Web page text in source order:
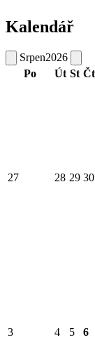
Kalendář
Srpen2026
Po
Út St Čt
27 28 29 30
3 4 5 6